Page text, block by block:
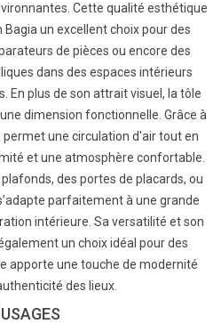
Cette qualité esthétique
un excellent choix pour des
de pièces ou encore des
dans des espaces intérieurs
En plus de son attrait visuel, la tôle
dimension fonctionnelle. Grâce à
permet une circulation d'air tout en
et une atmosphère confortable.
des portes de placards, ou
parfaitement à une grande
intérieure. Sa versatilité et son
un choix idéal pour des
apporte une touche de modernité
des lieux.
USAGES